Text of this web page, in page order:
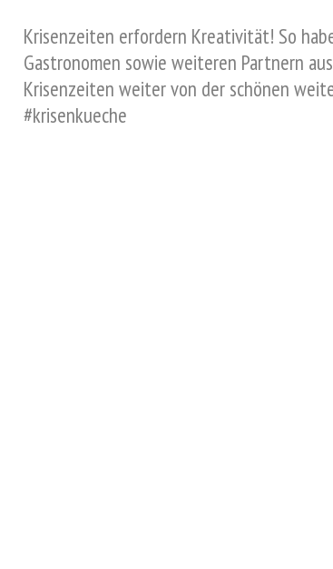
Krisenzeiten erfordern Kreativität! So
Gastronomen sowie weiteren Partnern
Krisenzeiten weiter von der schönen
#krisenkueche